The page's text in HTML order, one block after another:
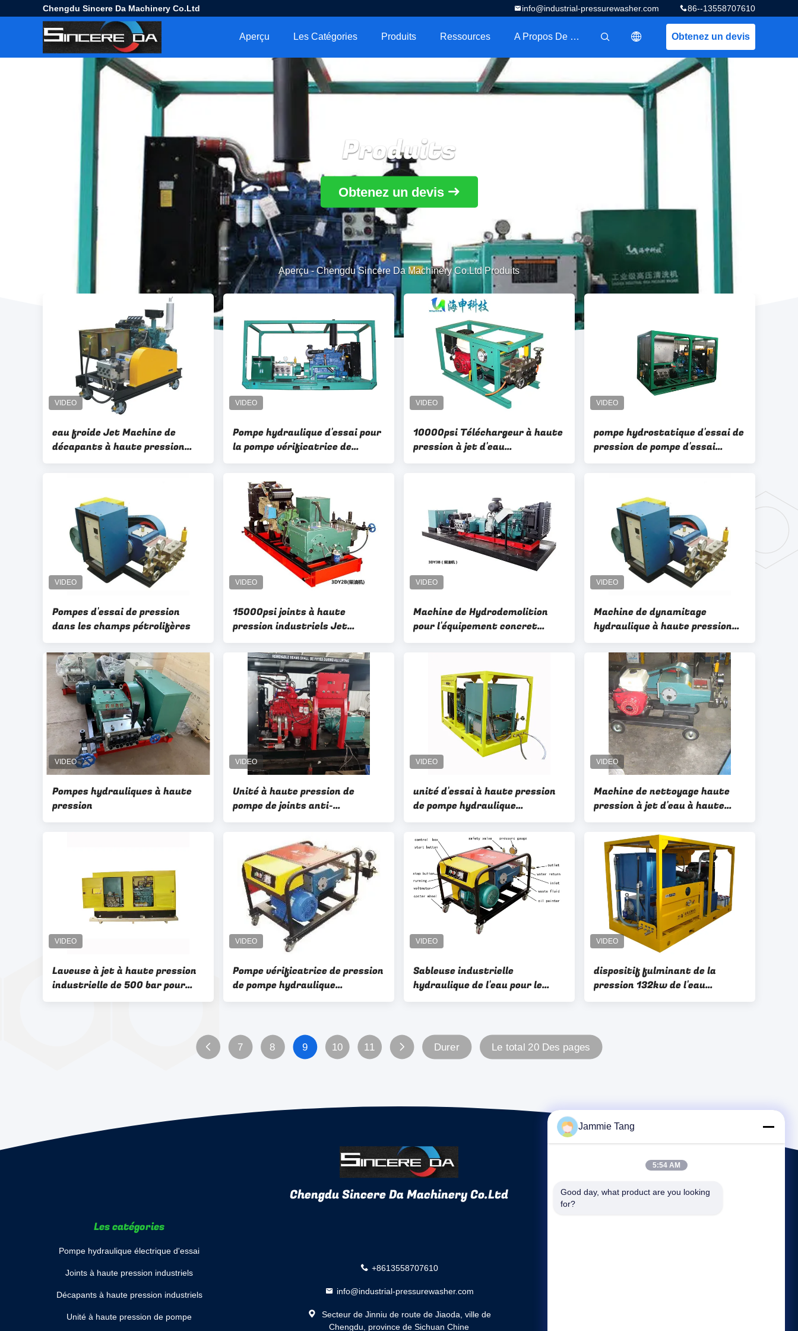
Chengdu Sincere Da Machinery Co.Ltd 86--13558707610
info@industrial-pressurewasher.com
Obtenez un devis
描述
Aperçu Les Catégories Produits Ressources A Propos De Nous
Produits
Obtenez un devis
Aperçu-Chengdu Sincere Da Machinery Co.Ltd Produits
eau froide Jet Machine de
décapants à haute pression
industriels de 15kw 1000bar
Pompe hydraulique d'essai pour
la pompe vérificatrice de
pression 900bar d'essai
10000psi Téléchargeur à haute
pression à jet d'eau
purificateur d'eau Blaster pour
pompe hydrostatique d'essai de
pression de pompe d'essai
d'essayeur à haute pression de
Pompes d'essai de pression
dans les champs pétrolifères
15000psi joints à haute
pression industriels Jet
Cleaning Machine hydraulique
Machine de Hydrodemolition
pour l'équipement concret
15000psi de soufflage de
hydraulique d'enlèvement de
ciment
Machine de dynamitage
hydraulique à haute pression
utilisée pour l&#39;élimination
de la rouille des navires
Pompes hydrauliques à haute
pression
Unité à haute pression de
pompe de joints anti-
déflagrants de pression pour
unité d'essai à haute pression
de pompe hydraulique
électrique d'essai de 15000psi
75kw pour des tuyaux
Machine de nettoyage haute
pression à jet d'eau à haute
pression
Laveuse à jet à haute pression
industrielle de 500 bar pour
l'élimination de la peinture
Pompe vérificatrice de pression
de pompe hydraulique
électrique de l'essai 3DY600/40
Sableuse industrielle
hydraulique de l'eau pour le
dérouillage de bateau 10000psi
dispositif fulminant de la
pression 132kw de l'eau
industrielle diesel du joint
7 8 9 10 11 Durer Le total 20 Des pages
Chengdu Sincere Da Machinery Co.Ltd
Les catégories
Pompe hydraulique électrique d'essai
Joints à haute pression industriels
Décapants à haute pression industriels
Unité à haute pression de pompe
+8613558707610
info@industrial-pressurewasher.com
Secteur de Jinniu de route de Jiaoda, ville de
Chengdu, province de Sichuan Chine
Jammie Tang
5:54 AM
Good day, what product are you looking
for?